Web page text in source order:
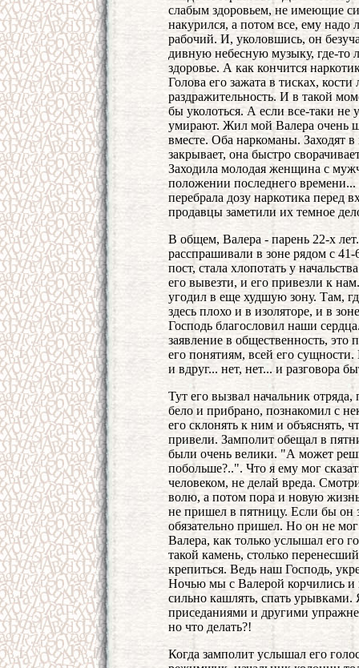
слабым здоровьем, не имеющие
накурился, а потом все, ему надо
рабочий. И, уколовшись, он
дивную небесную музыку, где-то
здоровье. А как кончится
Голова его зажата в тисках,
раздражительность. И в такой
бы уколоться. А если все-таки не
умирают. Жил мой Валера очень
вместе. Оба наркоманы. Заходят
закрывает, она быстро
Заходила молодая женщина с
положении последнего
перебрала дозу наркотика перед
продавцы заметили их темное
В общем, Валера - парень 22-х
расспрашивали в зоне рядом с 41-
пост, стала хлопотать у
его вывезти, и его привезли к
угодил в еще худшую зону. Там,
здесь плохо и в изоляторе, и в
Господь благословил наши
заявление в общественность, это
его понятиям, всей его
и вдруг... нет, нет... и разговора
Тут его вызвал начальник
бело и прибрано, познакомил с
его склонять к ним и объяснять,
привели. Замполит обещал в
были очень велики. "А может
побольше?..". Что я ему мог
человеком, не делай вреда.
волю, а потом пора и новую
не пришел в пятницу. Если бы он
обязательно пришел. Но он не
Валера, как только услышал его
такой камень, столько
крепиться. Ведь наш Господь,
Ночью мы с Валерой корчились и
сильно кашлять, спать урывками.
приседаниями и другими
но что делать?!
Когда замполит услышал его